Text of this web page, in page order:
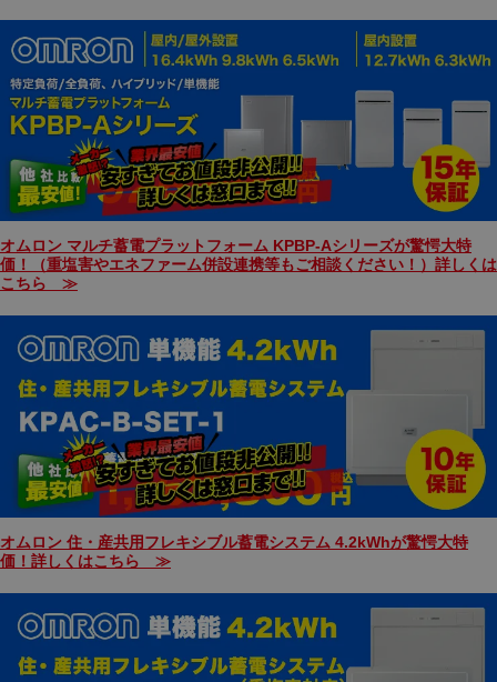
オムロン マルチ蓄電プラットフォーム KPBP-Aシリーズが驚愕大特
価！（重塩害やエネファーム併設連携等もご相談ください！）詳しくは
こちら ≫
オムロン 住・産共用フレキシブル蓄電システム 4.2kWhが驚愕大特
価！詳しくはこちら ≫